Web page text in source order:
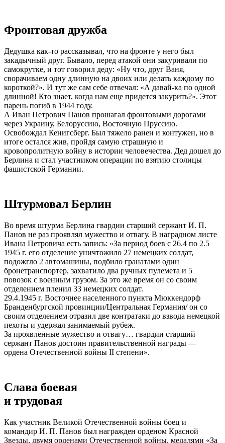
Фронтовая дружба
Дедушка как-то рассказывал, что на фронте у него был
закадычный друг. Бывало, перед атакой они закуривали по
самокрутке, и тот говорил деду: «Ну что, друг Ваня,
сворачиваем одну длинную на двоих или делать каждому по
короткой?». И тут же сам себе отвечал: «А давай-ка по одной
длинной! Кто знает, когда нам еще придется закурить?». Этот
парень погиб в 1944 году.
А Иван Петрович Панов прошагал фронтовыми дорогами
через Украину, Белоруссию, Восточную Пруссию.
Освобождал Кенигсберг. Был тяжело ранен и контужен, но в
итоге остался жив, пройдя самую страшную и
кровопролитную войну в истории человечества. Дед дошел до
Берлина и стал участником операции по взятию столицы
фашистской Германии.
Штурмовал Берлин
Во время штурма Берлина гвардии старший сержант И. П.
Панов не раз проявлял мужество и отвагу. В наградном листе
Ивана Петровича есть запись: «За период боев с 26.4 по 2.5
1945 г. его отделение уничтожило 27 немецких солдат,
подожгло 2 автомашины, подбило гранатами один
бронетранспортер, захватило два ручных пулемета и 5
повозок с военным грузом. За это же время он со своим
отделением пленил 33 немецких солдат.
29.4.1945 г. Восточнее населенного пункта Мюккендорф
Бранденбургской провинции/Центральная Германия/ он со
своим отделением отразил две контратаки до взвода немецкой
пехоты и удержал занимаемый рубеж.
За проявленные мужество и отвагу… гвардии старший
сержант Панов достоин правительственной награды —
ордена Отечественной войны II степени».
Слава боевая
и трудовая
Как участник Великой Отечественной войны боец и
командир И. П. Панов был награжден орденом Красной
Звезды, двумя орденами Отечественной войны, медалями «За